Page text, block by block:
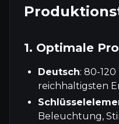
1. Optimale
Deutsch: 80-
reichhaltigsten
Beleuchtung,